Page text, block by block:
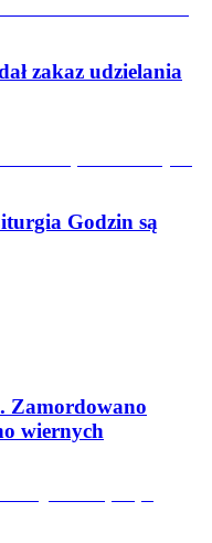
zakaz udzielania
Godzin są
Zamordowano
wiernych